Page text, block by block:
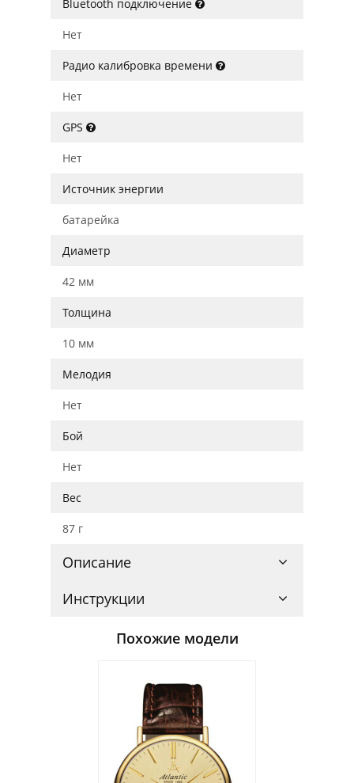
Bluetooth подключение
Нет
Радио калибровка времени
Нет
GPS
Нет
Источник энергии
батарейка
Диаметр
42 мм
Толщина
10 мм
Мелодия
Нет
Бой
Нет
Вес
87 г
Описание
Инструкции
Похожие модели